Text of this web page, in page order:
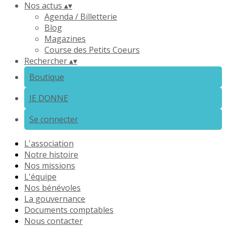
Nos actus ▴▾
Agenda / Billetterie
Blog
Magazines
Course des Petits Coeurs
Rechercher▴▾
Boutique
JE DONNE
Se connecter
L'association
Notre histoire
Nos missions
L'équipe
Nos bénévoles
La gouvernance
Documents comptables
Nous contacter